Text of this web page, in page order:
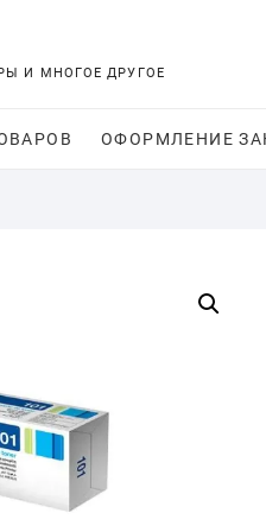
И МНОГОЕ ДРУГОЕ
ОФОРМЛЕНИЕ